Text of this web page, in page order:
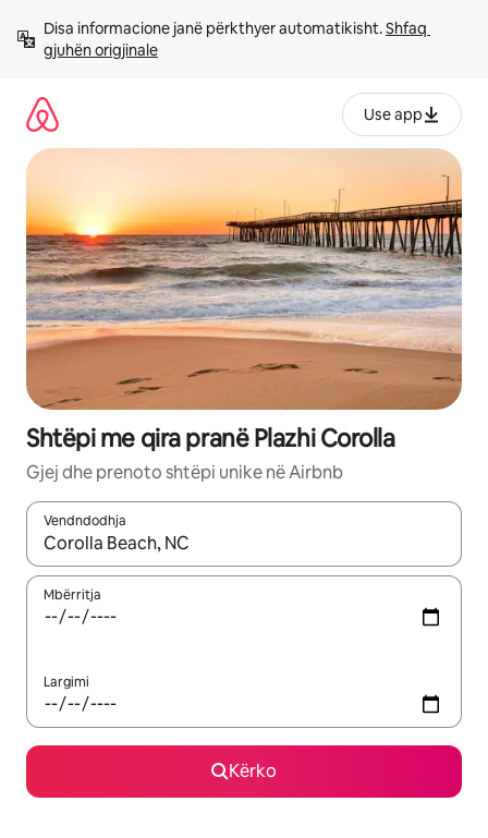
përmbajtja
Disa informacione janë përkthyer automatikisht. Shfaq
gjuhën origjinale
Use app
Shtëpi me qira pranë Plazhi Corolla
Gjej dhe prenoto shtëpi unike në Airbnb
Vendndodhja
Kur rezultatet të jenë të disponueshme, lëviz me butonat e
Mbërritja
Largimi
Kërko